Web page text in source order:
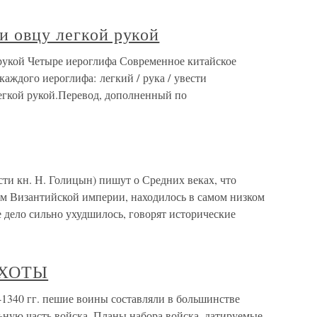
овцу легкой рукой
Четыре иероглифа Современное китайское
иероглифа: легкий / рука / увести
рукой.Перевод, дополненный по
кн. Н. Голицын) пишут о Средних веках, что
Византийской империи, находилось в самом низком
сильно ухудшилось, говорят исторические
пешие воины составляли в большинстве